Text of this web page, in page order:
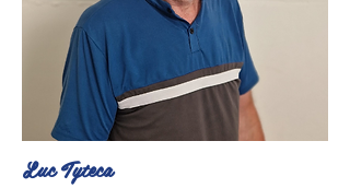
Luc Tyteca